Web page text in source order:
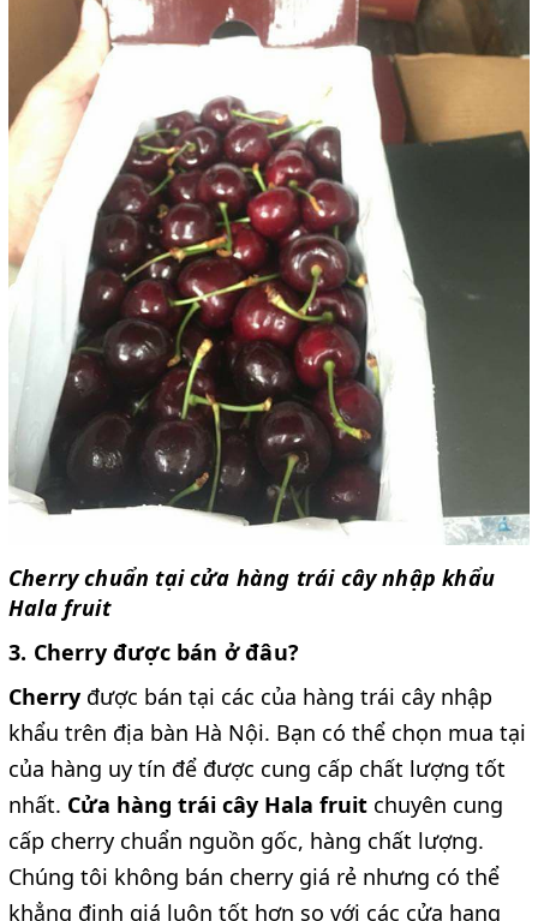
Cherry chuẩn tại cửa hàng trái cây nhập khẩu
Hala fruit
3. Cherry được bán ở đâu?
Cherry được bán tại các của hàng trái cây nhập
khẩu trên địa bàn Hà Nội. Bạn có thể chọn mua tại
của hàng uy tín để được cung cấp chất lượng tốt
nhất. Cửa hàng trái cây Hala fruit chuyên cung
cấp cherry chuẩn nguồn gốc, hàng chất lượng.
Chúng tôi không bán cherry giá rẻ nhưng có thể
khẳng định giá luôn tốt hơn so với các cửa hang